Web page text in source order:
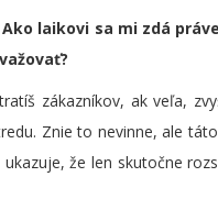
laikovi sa mi zdá
zákazníkov, ak veľa,
Znie to nevinne, ale
že len skutočne